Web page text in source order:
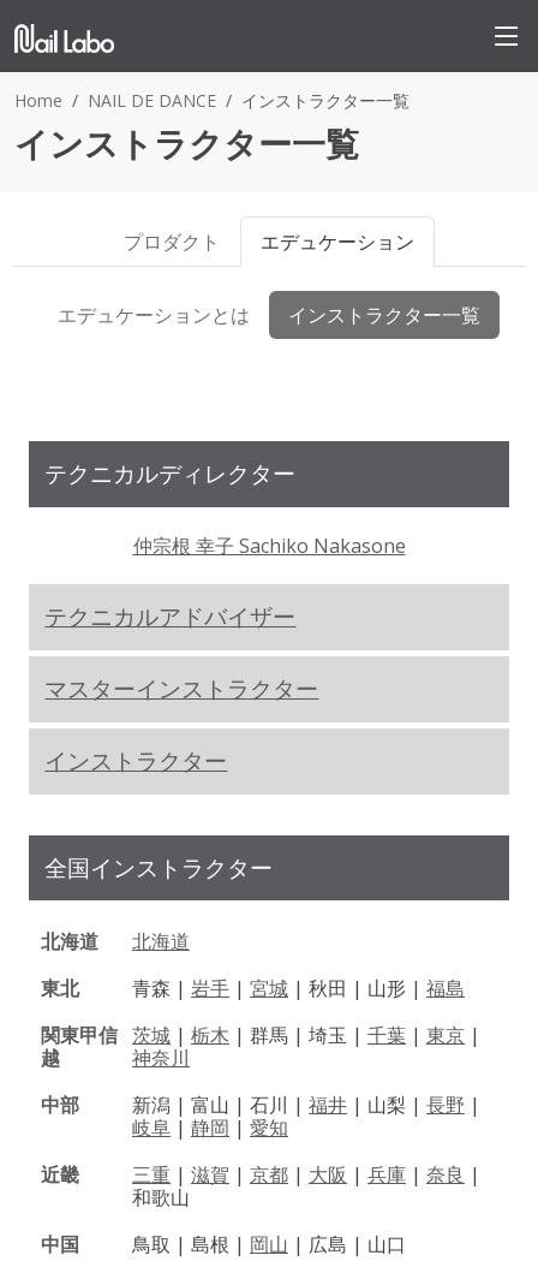
Home NAIL DE DANCE インストラクター一覧
インストラクター一覧
プロダクト エデュケーション
エデュケーションとは インストラクター一覧
テクニカルディレクター
仲宗根 幸子 Sachiko Nakasone
テクニカルアドバイザー
マスターインストラクター
インストラクター
全国インストラクター
北海道
北海道
東北
青森 | 岩手 | 宮城 | 秋田 | 山形 | 福島
関東甲信
越
茨城 | 栃木 | 群馬 | 埼玉 | 千葉 | 東京 |
神奈川
中部
新潟 | 富山 | 石川 | 福井 | 山梨 | 長野 |
岐阜 | 静岡 | 愛知
近畿
三重 | 滋賀 | 京都 | 大阪 | 兵庫 | 奈良 |
和歌山
中国
鳥取 | 島根 | 岡山 | 広島 | 山口